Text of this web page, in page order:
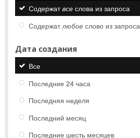
Содержатвсе слова из запроса
Содержатлюбое слово из запроса
Дата создания
Все
Последние 24 часа
Последняя неделя
Последний месяц
Последние шесть месяцев